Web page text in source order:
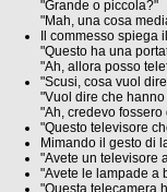
"Grande o piccola?"
"Mah, una cosa
Il commesso
"Questo ha una
"Ah, allora posso
"Scusi, cosa vuol
"Vuol dire che
"Ah, credevo
"Questo televisore
Mimando il gesto di
"Avete un televisore
"Avete le lampade a
"Questa telecamera